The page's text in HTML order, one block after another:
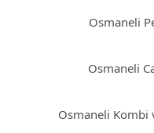
Osmaneli
Osmaneli
Osmaneli Kombi